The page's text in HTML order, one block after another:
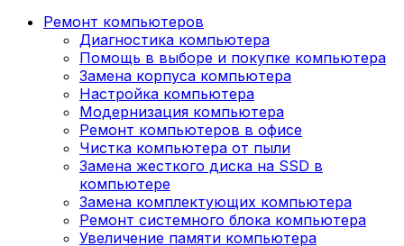
Ремонт компьютеров
Диагностика компьютера
Помощь в выборе и покупке компьютера
Замена корпуса компьютера
Настройка компьютера
Модернизация компьютера
Ремонт компьютеров в офисе
Чистка компьютера от пыли
Замена жесткого диска на SSD в
компьютере
Замена комплектующих компьютера
Ремонт системного блока компьютера
Увеличение памяти компьютера